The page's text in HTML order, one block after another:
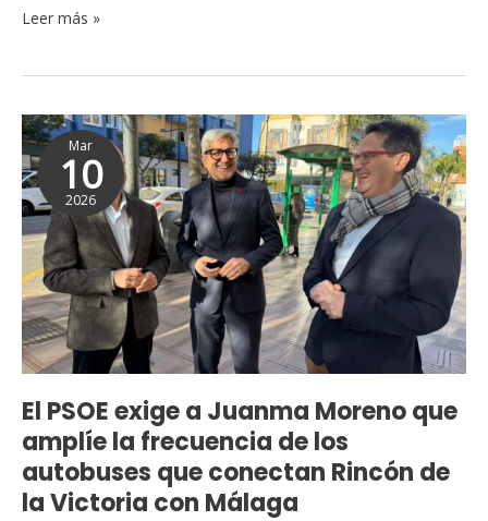
Leer más »
Mar
10
2026
El PSOE exige a Juanma Moreno que
amplíe la frecuencia de los
autobuses que conectan Rincón de
la Victoria con Málaga
El
PSOE
exige
a
Juanma
Moreno
que
amplíe
la
frecuencia
de
los
autobuses
que
conectan